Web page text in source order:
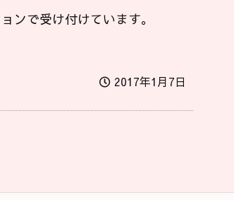
ンで受け付けています。
2017年1月7日